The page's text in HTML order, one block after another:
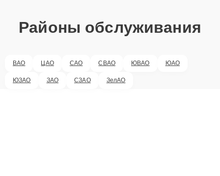
Районы обслуживания
ВАО ЦАО САО СВАО ЮВАО ЮАО
ЮЗАО ЗАО СЗАО ЗелАО